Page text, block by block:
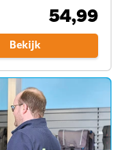
54,99
Bekijk